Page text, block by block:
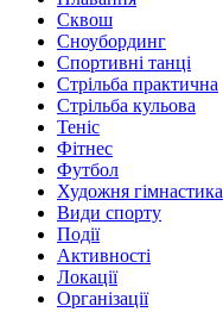
Сквош
Сноубординг
Спортивні танці
Стрільба практична
Стрільба кульова
Теніс
Фітнес
Футбол
Художня гімнастика
Види спорту
Події
Активності
Локації
Організації